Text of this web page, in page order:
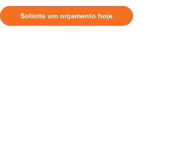
Solicite um orçamento hoje